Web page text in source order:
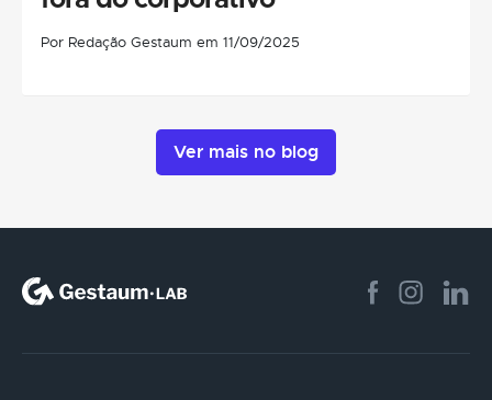
Por Redação Gestaum em 11/09/2025
Ver mais no blog